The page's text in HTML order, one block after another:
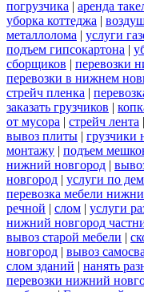
погрузчика | аренда
уборка коттеджа |
металлолома | услуги
подъем гипсокартона |
сборщиков | перевозки
перевозки в нижнем
стрейч пленка |
заказать грузчиков |
от мусора | стрейч лента |
вывоз плиты | грузчики
монтажу | подъем
нижний новгород |
новгород | услуги по
перевозка мебели
речной | слом | услуги
нижний новгород
вывоз старой мебели |
новгород | вывоз
слом зданий | нанять
перевозки нижний